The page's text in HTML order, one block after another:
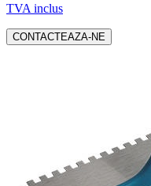
TVA inclus
CONTACTEAZA-NE